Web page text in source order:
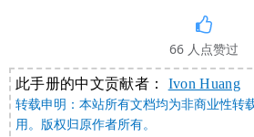
66 人点赞过
此手册的中文贡献者： Ivon Huang
转载申明：本站所有文档均为非商业性转
用。版权归原作者所有。